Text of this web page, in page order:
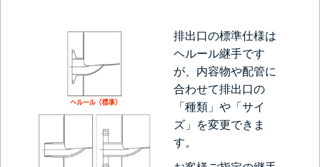
排出口の標準仕様は
ヘルール継手です
が、内容物や配管に
合わせて排出口の
「種類」や「サイ
ズ」を変更できま
す。